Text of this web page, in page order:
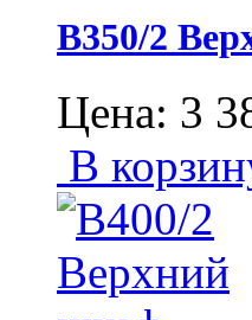
В350/2
Цена: 3
В